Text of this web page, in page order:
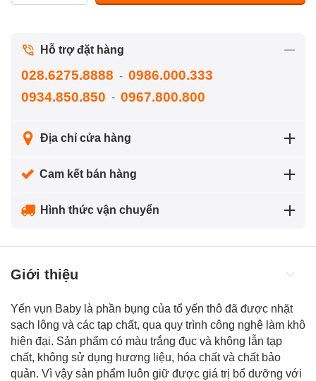
Hỗ trợ đặt hàng
028.6275.8888 - 0986.000.333
0934.850.850 - 0967.800.800
Địa chỉ cửa hàng
Cam kết bán hàng
Hình thức vận chuyển
Giới thiệu
Yến vụn Baby là phần bụng của tổ yến thô đã được nhặt
sạch lông và các tạp chất, qua quy trình công nghệ làm khô
hiện đại. Sản phẩm có màu trắng đục và không lẫn tạp
chất, không sử dụng hương liệu, hóa chất và chất bảo
quản. Vì vậy sản phẩm luôn giữ được giá trị bổ dưỡng với